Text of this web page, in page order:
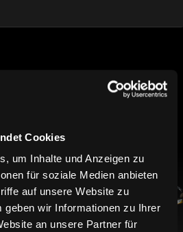
Cookies
um Inhalte und Anzeigen zu
für soziale Medien anbieten
auf unsere Website zu
geben wir Informationen zu Ihrer
an unsere Partner für